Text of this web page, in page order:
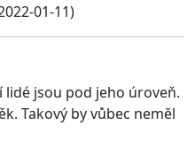
01-11)
lidé jsou pod jeho úroveň.
Takový by vůbec neměl